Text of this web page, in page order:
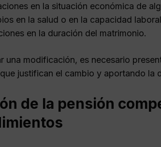
en la situación económica de
en la salud o en la capacidad
en la duración del matrimonio.
una modificación, es necesario
justifican el cambio y aportando la
de la pensión